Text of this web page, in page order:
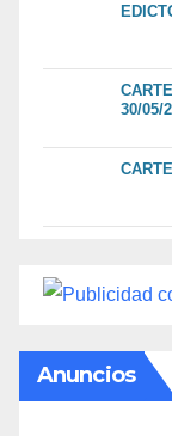
30/05/
Anuncios